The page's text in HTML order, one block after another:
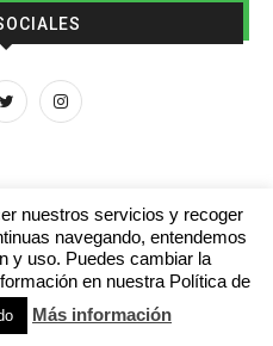
Colabora con nosotros
nuestros servicios y recoger
navegando, entendemos
y uso. Puedes cambiar la
en nuestra Política de
Más información